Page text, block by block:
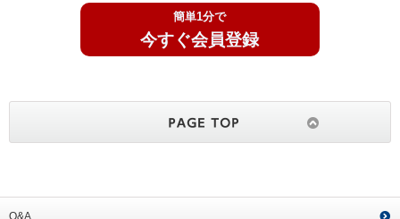
簡単1分で
今すぐ会員登録
Q&A